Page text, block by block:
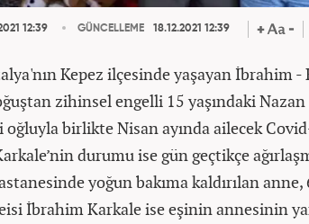
12:39 GÜNCELLEME 18.12.2021 12:39
Kepez ilçesinde yaşayan İbrahim
zihinsel engelli 15 yaşındaki Nazan
oğluyla birlikte Nisan ayında ailecek
durumu ise gün geçtikçe
yoğun bakıma kaldırılan
İbrahim Karkale ise eşinin annesinin